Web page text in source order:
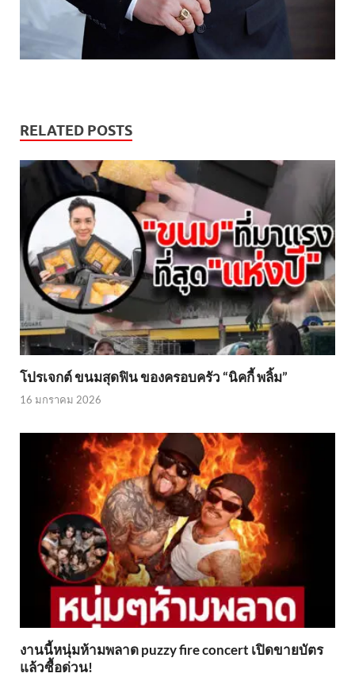
RELATED POSTS
โปรเจกต์ ขนมสุดฟิน ของครอบครัว “นิคกี้ พลิ้ม”
16 มกราคม 2026
งานนี้หนุ่มห้ามพลาด puzzy fire concert เปิดขายบัตร
แล้วซื้อด่วน!